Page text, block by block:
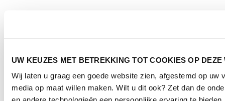
UW KEUZES MET BETREKKING TOT COOKIES OP DEZE
Wij laten u graag een goede website zien, afgestemd op
media op maat willen maken. Wilt u dit ook? Zet dan de